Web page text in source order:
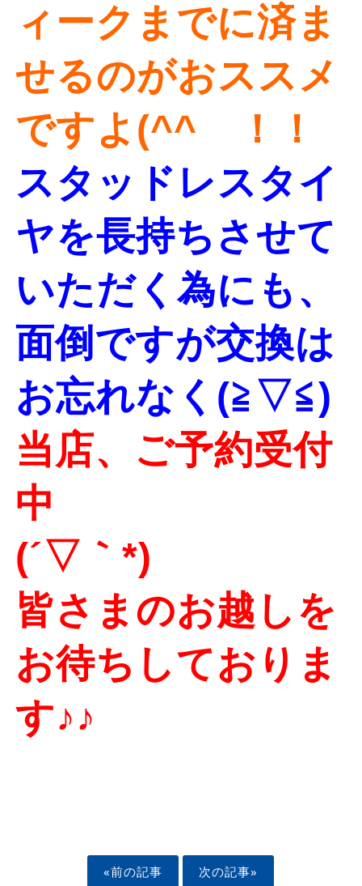
ィークまでに済ま
せるのがおススメ
ですよ(^^ゞ！！
スタッドレスタイ
ヤを長持ちさせて
いただく為にも、
面倒ですが交換は
お忘れなく(≧▽≦)
当店、ご予約受付
中
(´▽｀*)
皆さまのお越しを
お待ちしておりま
す♪♪
«前の記事 次の記事»